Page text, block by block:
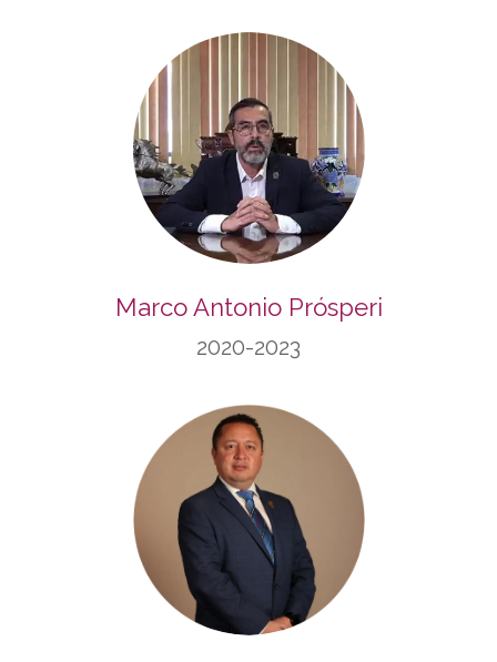
Marco Antonio Prósperi
2020-2023